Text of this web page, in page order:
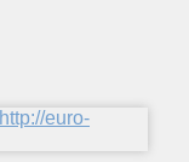
http://euro-